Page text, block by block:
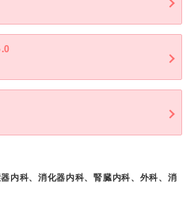
内科、消化器内科、腎臓内科、外科、消